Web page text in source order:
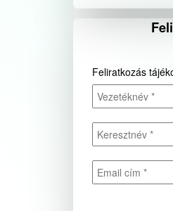
Feliratkozás